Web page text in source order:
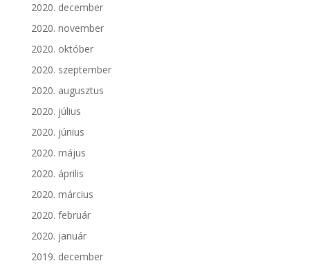
2020. december
2020. november
2020. október
2020. szeptember
2020. augusztus
2020. július
2020. június
2020. május
2020. április
2020. március
2020. február
2020. január
2019. december